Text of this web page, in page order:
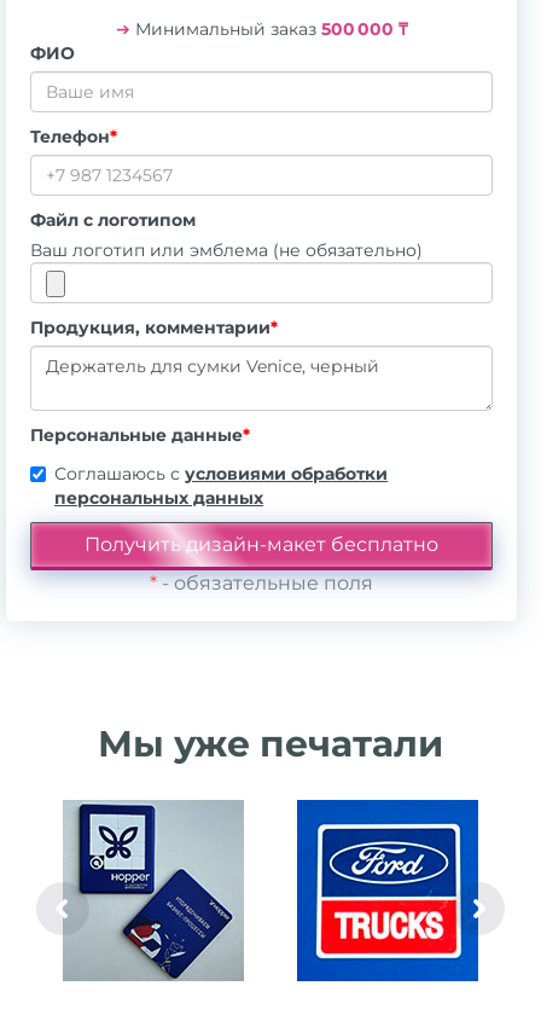
➔ Минимальный заказ 500 000 ₸
ФИО
Телефон*
Файл с логотипом
Ваш логотип или эмблема (не обязательно)
Продукция, комментарии*
Персональные данные*
Соглашаюсь с условиями обработки
персональных данных
*- обязательные поля
Мы уже печатали